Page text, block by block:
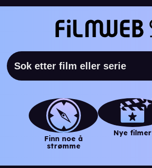
Finn noe å
strømme
Nye filmer